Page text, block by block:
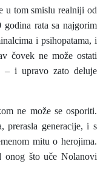
u tom smislu realniji od
rata sa najgorim
i psihopatama, i
čovek ne može ostati
– i upravo zato deluje
ne može se osporiti.
prerasla generacije, i s
mitu o herojima.
onog što uče Nolanovi